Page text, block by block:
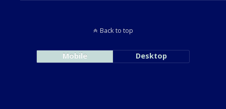
Back to top
Mobile Desktop